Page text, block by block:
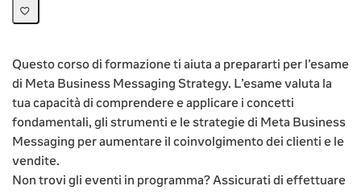
Questo corso di formazione ti aiuta a prepararti per l’esame
di Meta Business Messaging Strategy. L’esame valuta la
tua capacità di comprendere e applicare i concetti
fondamentali, gli strumenti e le strategie di Meta Business
Messaging per aumentare il coinvolgimento dei clienti e le
vendite.
Non trovi gli eventi in programma? Assicurati di effettuare